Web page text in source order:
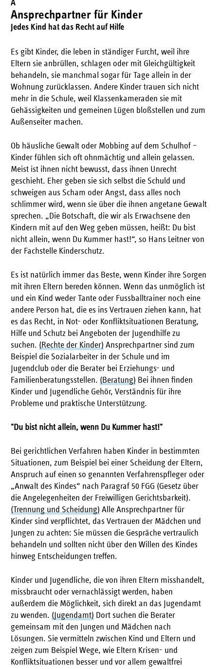
A
Ansprechpartner für Kinder
Jedes Kind hat das Recht auf Hilfe
Es gibt Kinder, die leben in ständiger Furcht, weil ihre
Eltern sie anbrüllen, schlagen oder mit Gleichgültigkeit
behandeln, sie manchmal sogar für Tage allein in der
Wohnung zurücklassen. Andere Kinder trauen sich nicht
mehr in die Schule, weil Klassenkameraden sie mit
Gehässigkeiten und gemeinen Lügen bloßstellen und zum
Außenseiter machen.
Ob häusliche Gewalt oder Mobbing auf dem Schulhof –
Kinder fühlen sich oft ohnmächtig und allein gelassen.
Meist ist ihnen nicht bewusst, dass ihnen Unrecht
geschieht. Eher geben sie sich selbst die Schuld und
schweigen aus Scham oder Angst, dass alles noch
schlimmer wird, wenn sie über die ihnen angetane Gewalt
sprechen. „Die Botschaft, die wir als Erwachsene den
Kindern mit auf den Weg geben müssen, heißt: Du bist
nicht allein, wenn Du Kummer hast!“, so Hans Leitner von
der Fachstelle Kinderschutz.
Es ist natürlich immer das Beste, wenn Kinder ihre Sorgen
mit ihren Eltern bereden können. Wenn das unmöglich ist
und ein Kind weder Tante oder Fussballtrainer noch eine
andere Person hat, die es ins Vertrauen ziehen kann, hat
es das Recht, in Not- oder Konfliktsituationen Beratung,
Hilfe und Schutz bei Angeboten der Jugendhilfe zu
suchen. (Rechte der Kinder) Ansprechpartner sind zum
Beispiel die Sozialarbeiter in der Schule und im
Jugendclub oder die Berater bei Erziehungs- und
Familienberatungsstellen. (Beratung) Bei ihnen finden
Kinder und Jugendliche Gehör, Verständnis für ihre
Probleme und praktische Unterstützung.
"Du bist nicht allein, wenn Du Kummer hast!"
Bei gerichtlichen Verfahren haben Kinder in bestimmten
Situationen, zum Beispiel bei einer Scheidung der Eltern,
Anspruch auf einen so genannten Verfahrenspfleger oder
„Anwalt des Kindes“ nach Paragraf 50 FGG (Gesetz über
die Angelegenheiten der Freiwilligen Gerichtsbarkeit).
(Trennung und Scheidung) Alle Ansprechpartner für
Kinder sind verpflichtet, das Vertrauen der Mädchen und
Jungen zu achten: Sie müssen die Gespräche vertraulich
behandeln und sollten nicht über den Willen des Kindes
hinweg Entscheidungen treffen.
Kinder und Jugendliche, die von ihren Eltern misshandelt,
missbraucht oder vernachlässigt werden, haben
außerdem die Möglichkeit, sich direkt an das Jugendamt
zu wenden. (Jugendamt) Dort suchen die Berater
gemeinsam mit den Jungen und Mädchen nach
Lösungen. Sie vermitteln zwischen Kind und Eltern und
zeigen zum Beispiel Wege, wie Eltern Krisen- und
Konfliktsituationen besser und vor allem gewaltfrei